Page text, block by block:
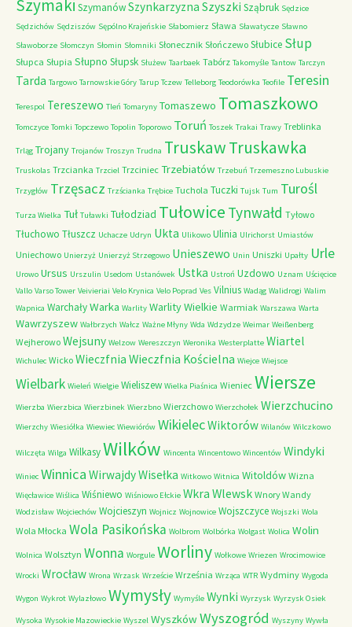
Szymaki SzymanówSzynkarzyzna Szyszki Sząbruk Sędzice
Sędzichów Sędziszów Sępólno Krajeńskie Słabomierz Sława Sławatycze Sławno
Sławoborze Słomczyn Słomin Słomniki Słonecznik Słończewo Słubice Słup
Słupca Słupia Słupno Słupsk Służew Taarbaek Tabórz Takomyśle Tantow Tarczyn
Tarda Targowo Tarnowskie Góry Tarup Tczew Telleborg Teodorówka Teofile Teresin
Terespol Tereszewo Tleń Tomaryny Tomaszewo Tomaszkowo
Tomczyce Tomki Topczewo Topolin Toporowo Toruń Toszek Trakai Trawy Treblinka
Trląg Trojany Trojanów Troszyn Trudna TruskawTruskawka
Truskolas Trzcianka Trzciel Trzciniec Trzebiatów Trzebuń Trzemeszno Lubuskie
Trzygłów Trzęsacz Trzścianka Trębice Tuchola Tuczki Tujsk Tum Turośl
Turza Wielka Tuł Tuławki Tułodziad Tułowice Tynwałd Tyłowo
Tłuchowo Tłuszcz Uchacze Udryn Ukta Ulikowo Ulinia Ulrichorst Umiastów
Uniechowo Unierzyż Unierzyż Strzegowo Unieszewo Unin Uniszki Upałty Urle
Urowo Ursus Urszulin Usedom Ustanówek Ustka Ustroń Uzdowo Uznam Uścięcice
Vallo Varso Tower Veivieriai Velo Krynica Velo Poprad Ves Vilnius Wadąg Walidrogi Walim
Wapnica WarchałyWarka Warlity Warlity Wielkie Warmiak Warszawa Warta
Wawrzyszew Wałbrzych Wałcz Ważne Młyny Wda Wdzydze Weimar Weißenberg
Wejherowo Wejsuny Welzow Wereszczyn Weronika Westerplatte Wiartel
Wichulec Wicko Wieczfnia Wieczfnia Kościelna Wiejce Wiejsce
Wielbark Wieleń Wielgie Wieliszew Wielka Piaśnica Wieniec Wiersze
Wierzba Wierzbica Wierzbinek Wierzbno Wierzchowo Wierzchołek Wierzchucino
Wierzchy Wiesiółka Wiewiec Wiewiórów WikielecWiktorów Wilanów Wilczkowo
Wilczęta Wilga WilkasyWilków Wincenta Wincentowo Wincentów Windyki
Winiec Winnica WirwajdyWisełka Witkowo Witnica Witoldów Wizna
Więcławice Wiślica Wiśniewo Wiśniowo Ełckie Wkra Wlewsk Wnory Wandy
Wodzisław Wojciechów Wojcieszyn Wojnicz Wojnowice Wojszczyce Wojszki Wola
Wola Młocka Wola Pasikońska Wolbrom Wolbórka Wolgast Wolica Wolin
Wolnica Wolsztyn Wonna Worgule Worliny Wołkowe Wriezen Wrocimowice
Wrocki Wrocław Wrona Wrzask Wrzeście Września Wrząca WTR Wydminy Wygoda
Wygon Wykrot Wylazłowo Wymysły Wymyśle Wynki Wyrzysk Wyrzysk Osiek
Wysoka Wysokie Mazowieckie Wyszel WyszkówWyszogród Wyszyny Wywła